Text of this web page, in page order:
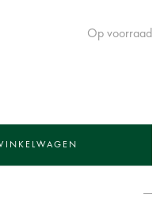
Op voorraad